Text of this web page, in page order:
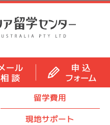
留学費用
現地サポート